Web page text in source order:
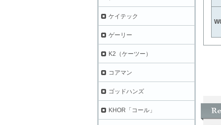
ケイテック
ゲーリー
K2（ケーツー）
コアマン
ゴッドハンズ
KHOR「コール」